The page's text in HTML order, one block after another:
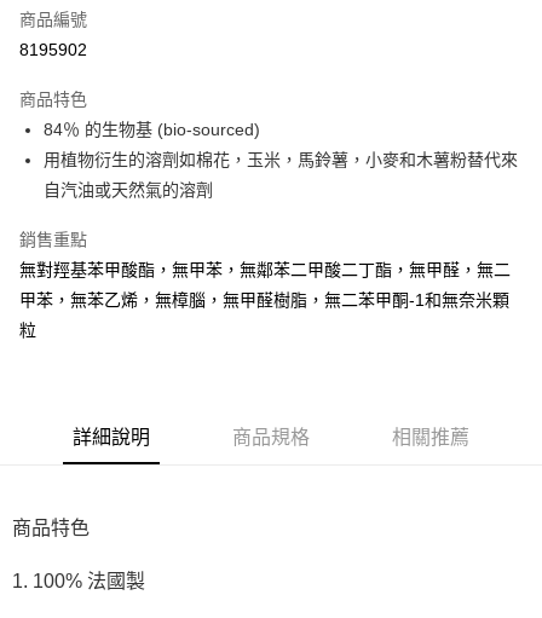
信用卡一次付款
Apple Pay
街口支付
Google Pay
AFTEE先享後付
相關說明
１．簡單：不需註冊會員、不需綁卡、不需儲值。
２．便利：只要手機號碼，簡訊認證，即可結帳。
３．安心：先確認商品／服務後，再付款。
１．於結帳方式選擇「AFTEE先享後付」後，將跳轉至「AFTEE先享後付」
２．訂單成立數日內，您將收到繳費通知簡訊。
宅配(廠商直送🚚)
每筆NT$100，滿NT$590(含以上)免運費
每筆NT$300
商品編號
8195902
商品特色
84％ 的生物基 (bio-sourced)
用植物衍生的溶劑如棉花，玉米，馬鈴薯，小麥和木薯粉替代來
自汽油或天然氣的溶劑
銷售重點
無對羥基苯甲酸酯，無甲苯，無鄰苯二甲酸二丁酯，無甲醛，無二
甲苯，無苯乙烯，無樟腦，無甲醛樹脂，無二苯甲酮-1和無奈米顆
粒
詳細說明 商品規格 相關推薦
商品特色
1. 100% 法國製